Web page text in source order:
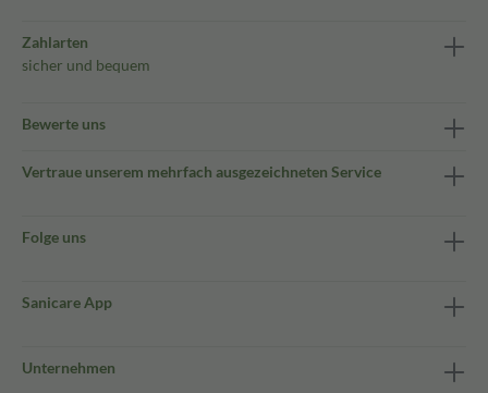
Zahlarten
sicher und bequem
Bewerte uns
Vertraue unserem mehrfach ausgezeichneten Service
Folge uns
Sanicare App
Unternehmen